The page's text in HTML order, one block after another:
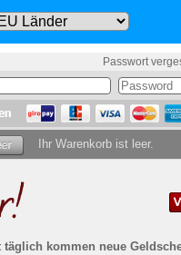
Passwort
Ihr Warenkorb ist leer.
kommen neue